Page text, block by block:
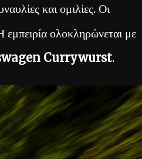
και ομιλίες. Οι
εμπειρία ολοκληρώνεται με
Currywurst.